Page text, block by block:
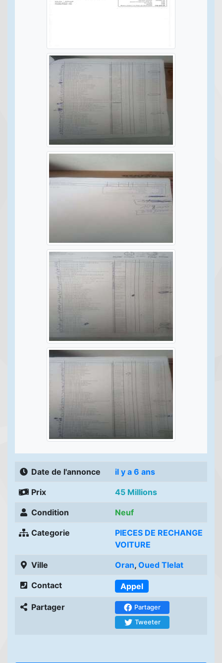
Date de l'annonce il y a 6 ans
Prix 45 Millions
Condition Neuf
Categorie
PIECES DE RECHANGE
VOITURE
Ville Oran, Oued Tlelat
Contact Appel
Partager
Partager
Tweeter